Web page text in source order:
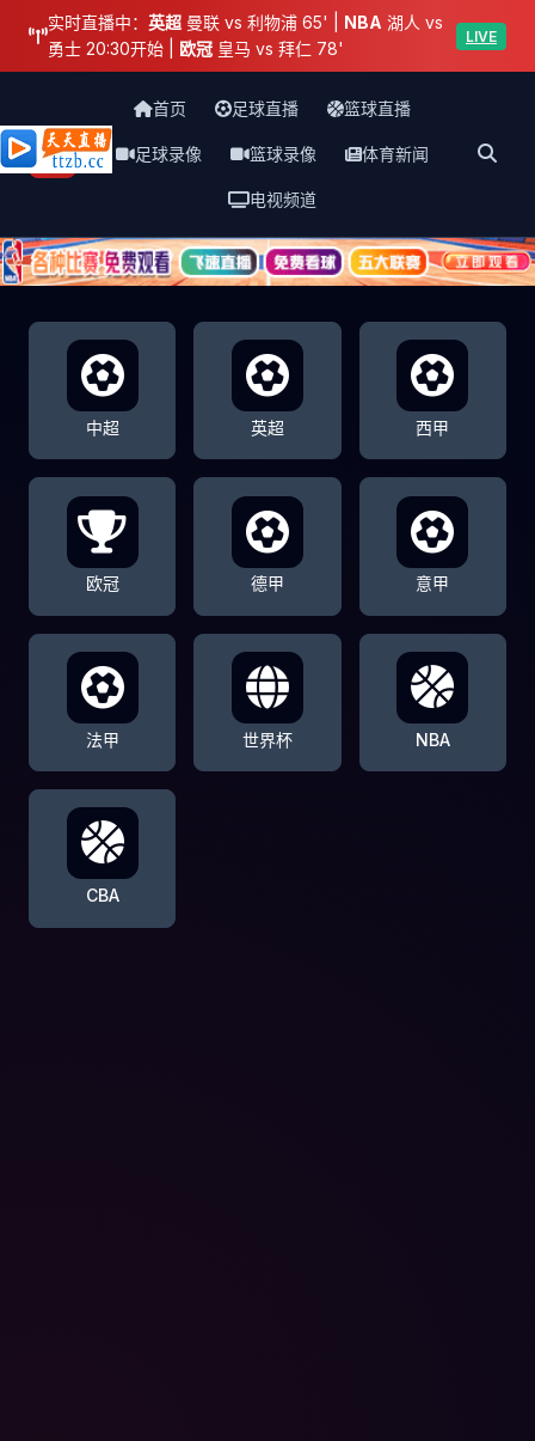
实时直播中： 英超 曼联 vs 利物浦 65' | NBA 湖人 vs
勇士 20:30开始 | 欧冠 皇马 vs 拜仁 78'
LIVE
天天直播网
首页 足球直播 篮球直播
足球录像 篮球录像 体育新闻
电视频道
中超 英超 西甲
欧冠 德甲 意甲
法甲 世界杯 NBA
CBA